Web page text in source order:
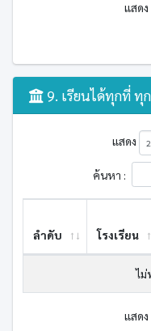
แสดง
9. เรียนได้ทุกที่ ทุ
แสดง
ค้นหา :
ลำดับ โรงเรียน
ไ
แสดง